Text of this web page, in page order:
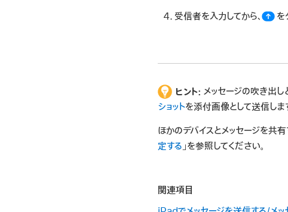
受信者を入力してから、
を
ヒント: メッセージの吹き出し
ショットを添付画像として送信しま
ほかのデバイスとメッセージを共
定する 」を参照してください。
関連項目